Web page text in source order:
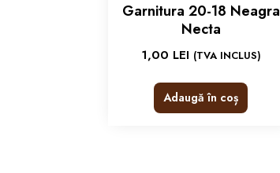
Garnitura 20-18 Neagra
Necta
1,00 LEI (TVA INCLUS)
Adaugă în coș